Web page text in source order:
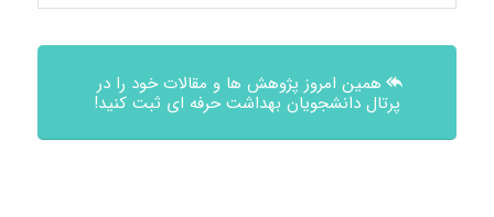
همین امروز پژوهش ها و مقالات خود را در
پرتال دانشجویان بهداشت حرفه ای ثبت کنید!